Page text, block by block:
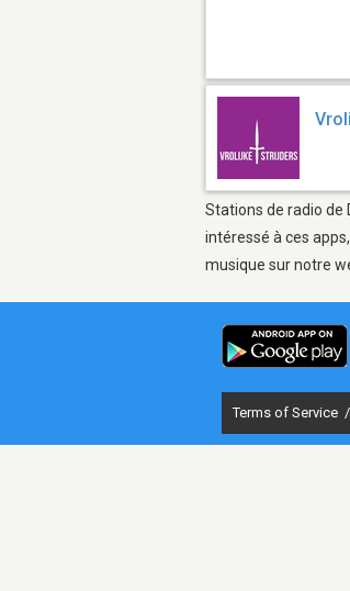
Stations de radio de
intéressé à ces
musique sur notre
Terms of Service /